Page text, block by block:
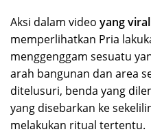
Aksi dalam video yang
memperlihatkan Pria
menggenggam sesuatu
arah bangunan dan area
ditelusuri, benda yang
yang disebarkan ke
melakukan ritual tertentu.